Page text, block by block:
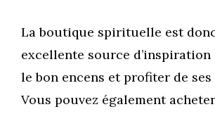
La boutique spirituelle est
excellente source
le bon encens et profiter de
Vous pouvez également